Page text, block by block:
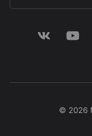
© 2026